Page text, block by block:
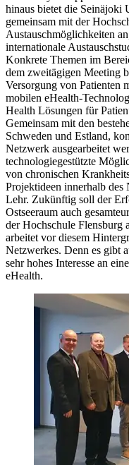
hinaus bietet die Seinäjoki
gemeinsam mit der
Austauschmöglichkeiten
internationale
Konkrete Themen im
dem zweitägigen Meeting
Versorgung von Patienten
mobilen eHealth-
Health Lösungen für
Gemeinsam mit den
Schweden und Estland,
Netzwerk ausgearbeitet
technologiegestützte
von chronischen
Projektideen innerhalb des
Lehr. Zukünftig soll der
Ostseeraum auch
der Hochschule Flensburg
arbeitet vor diesem
Netzwerkes. Denn es gibt
sehr hohes Interesse an
eHealth.